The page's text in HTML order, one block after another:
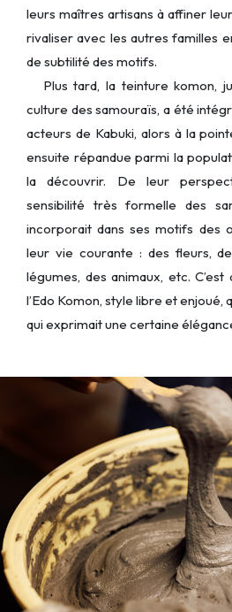
leurs maîtres artisans à affiner
rivaliser avec les autres familles
de subtilité des motifs.
Plus tard, la teinture komon,
culture des samouraïs, a été
acteurs de Kabuki, alors à la
ensuite répandue parmi la
la découvrir. De leur
sensibilité très formelle des
incorporait dans ses motifs des
leur vie courante : des fleurs,
légumes, des animaux, etc.
l’Edo Komon, style libre et enjoué,
qui exprimait une certaine